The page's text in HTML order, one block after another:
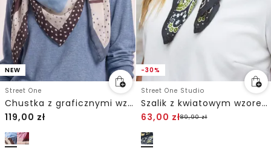
NEW
Street One
Chustka z graficznymi wzorami
119,00 zł
-30%
Street One Studio
Szalik z kwiatowym wzorem
63,00 zł89,90zł